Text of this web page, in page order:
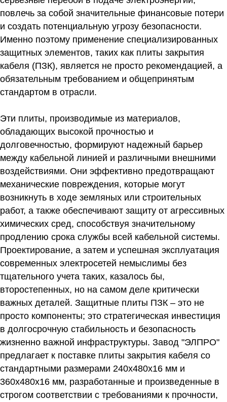
повлечь за собой значительные финансовые потери
и создать потенциальную угрозу безопасности.
Именно поэтому применение специализированных
защитных элементов, таких как плиты закрытия
кабеля (ПЗК), является не просто рекомендацией, а
обязательным требованием и общепринятым
стандартом в отрасли.
Эти плиты, производимые из материалов,
обладающих высокой прочностью и
долговечностью, формируют надежный барьер
между кабельной линией и различными внешними
воздействиями. Они эффективно предотвращают
механические повреждения, которые могут
возникнуть в ходе земляных или строительных
работ, а также обеспечивают защиту от агрессивных
химических сред, способствуя значительному
продлению срока службы всей кабельной системы.
Проектирование, а затем и успешная эксплуатация
современных электросетей немыслимы без
тщательного учета таких, казалось бы,
второстепенных, но на самом деле критически
важных деталей. Защитные плиты ПЗК – это не
просто компоненты; это стратегическая инвестиция
в долгосрочную стабильность и безопасность
жизненно важной инфраструктуры. Завод "ЭЛПРО"
предлагает к поставке плиты закрытия кабеля со
стандартными размерами 240х480х16 мм и
360х480х16 мм, разработанные и произведенные в
строгом соответствии с требованиями к прочности,